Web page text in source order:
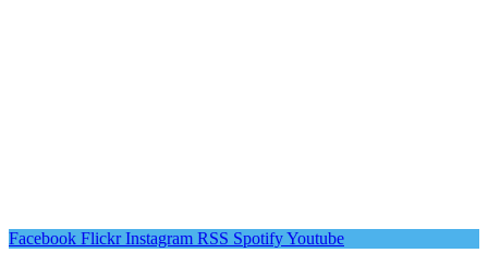
Facebook Flickr Instagram RSS SpotifyYoutube